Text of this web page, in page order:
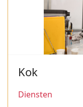
Kok
Diensten